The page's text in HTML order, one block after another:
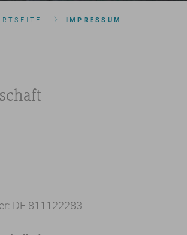
IMPRESSUM
DE 811122283